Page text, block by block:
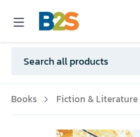
Books Fiction & Literature